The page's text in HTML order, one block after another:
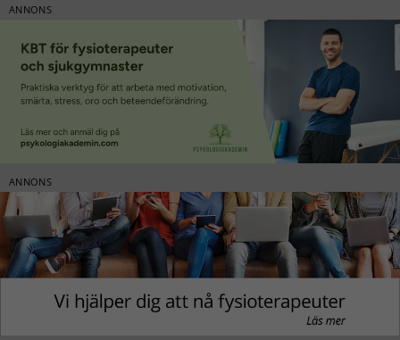
ANNONS
ANNONS